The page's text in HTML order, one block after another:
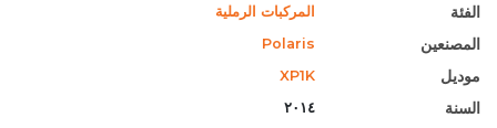
الفئة المركبات الرملية
المصنعين Polaris
موديل XP1K
السنة ٢٠١٤